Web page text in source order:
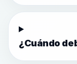
¿Cuándo